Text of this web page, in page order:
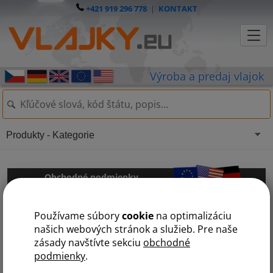
Používame súborycookie na optimalizáciu
našich webových stránok a služieb. Pre naše
zásady navštívte sekciu obchodné
podmienky.
+421 919 296 778| KONTAKT
Obchodné podmienky
Obchodné podmienky spoločnosti Vlajky.EU sro, Radčina 497/22,
Praha 6, 161 00
Pokiaľ nie je v kúpnej alebo inej zmluve výslovne uvedené
Produkty - Kategorie